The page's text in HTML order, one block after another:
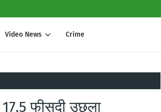
Video News Crime
फीसदी उछला